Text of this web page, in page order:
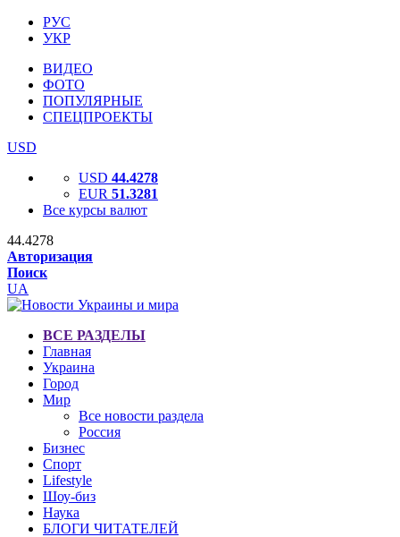
РУС
УКР
ВИДЕО
ФОТО
ПОПУЛЯРНЫЕ
СПЕЦПРОЕКТЫ
USD
USD 44.4278
EUR 51.3281
Все курсы валют
44.4278
Авторизация
Поиск
UA
ВСЕ РАЗДЕЛЫ
Главная
Украина
Город
Мир
Все новости раздела
Россия
Бизнес
Спорт
Lifestyle
Шоу-биз
Наука
БЛОГИ ЧИТАТЕЛЕЙ